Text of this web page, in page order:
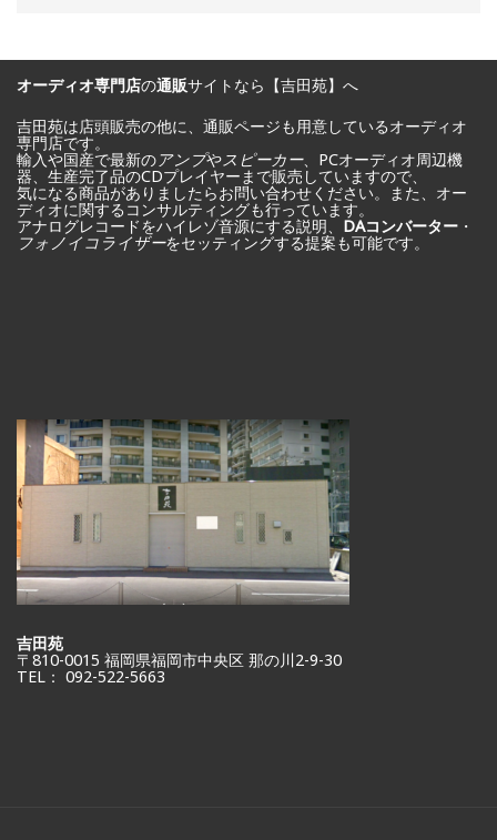
別
に
記
事
を
探
オーディオ専門店の通販サイトなら【吉田苑】へ
吉田苑は店頭販売の他に、通販ページも用意しているオーディオ
専門店です。
輸入や国産で最新のアンプやスピーカー、PCオーディオ周辺機
器、生産完了品のCDプレイヤーまで販売していますので、
気になる商品がありましたらお問い合わせください。また、オー
ディオに関するコンサルティングも行っています。
アナログレコードをハイレゾ音源にする説明、 DAコンバーター ・
フォノイコライザーをセッティングする提案も可能です。
吉田苑
〒810-0015 福岡県福岡市中央区 那の川2-9-30
TEL： 092-522-5663